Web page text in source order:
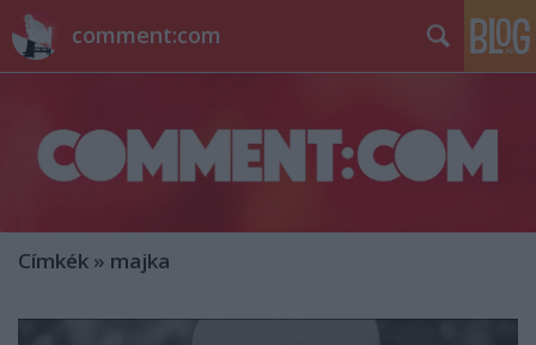
comment:com
Címkék » majka